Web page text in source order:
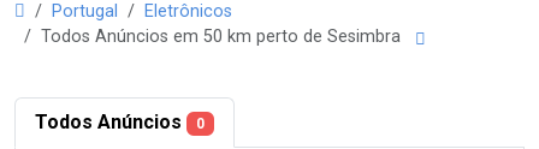
Portugal
Eletrônicos
Todos Anúncios em 50 km perto de Sesimbra
Todos Anúncios 0